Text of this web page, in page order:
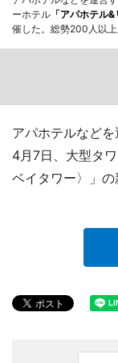
ーホテル 「アパホテル
催した。総勢200人以上
アパホテルなど
4月7日、大型タ
ベイタワー〉」の